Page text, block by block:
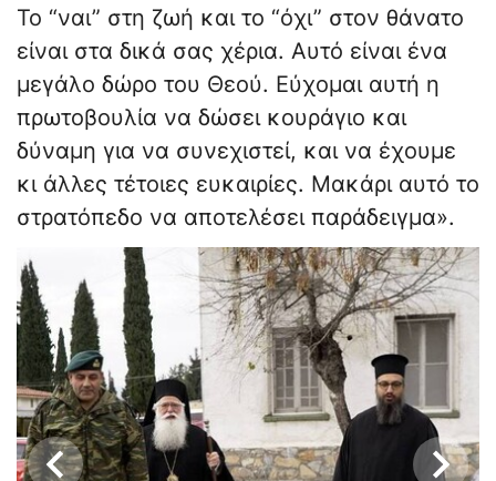
Το “ναι” στη ζωή και το “όχι” στον θάνατο
είναι στα δικά σας χέρια. Αυτό είναι ένα
μεγάλο δώρο του Θεού. Εύχομαι αυτή η
πρωτοβουλία να δώσει κουράγιο και
δύναμη για να συνεχιστεί, και να έχουμε
κι άλλες τέτοιες ευκαιρίες. Μακάρι αυτό το
στρατόπεδο να αποτελέσει παράδειγμα».